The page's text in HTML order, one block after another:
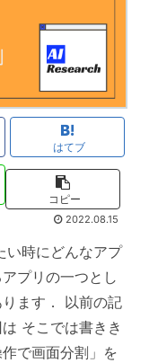
はてブ
コピー
2022.08.15
時にどんなアプ
プリの一つとし
ます． 以前の記
そこでは書きき
で画面分割」を